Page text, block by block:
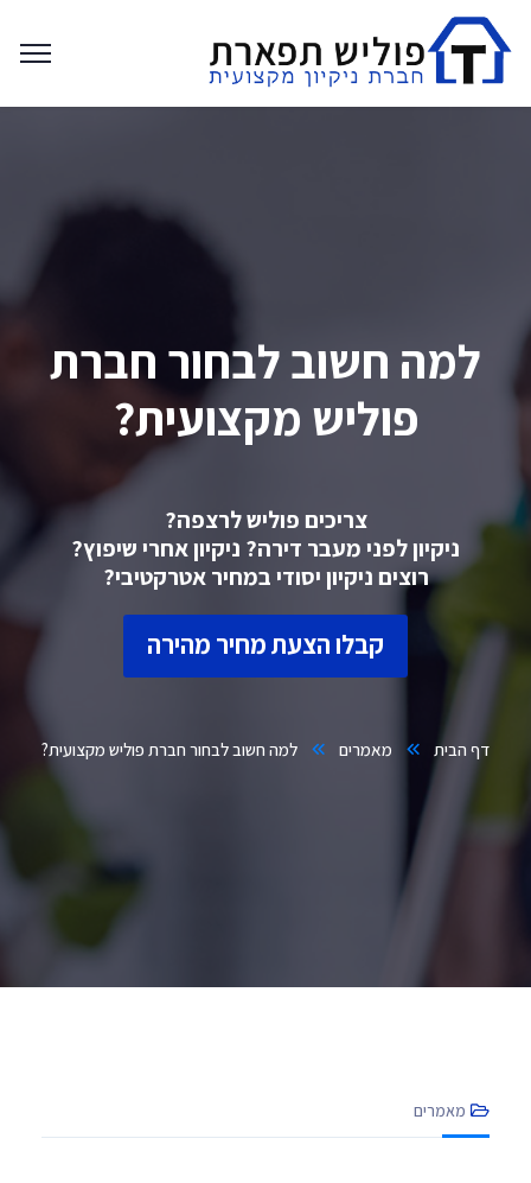
למה חשוב לבחור חברת
פוליש מקצועית?
צריכים פוליש לרצפה?
ניקיון לפני מעבר דירה? ניקיון אחרי שיפוץ?
רוצים ניקיון יסודי במחיר אטרקטיבי?
קבלו הצעת מחיר מהירה
דף הבית מאמרים למה חשוב לבחור חברת פוליש מקצועית?
מאמרים